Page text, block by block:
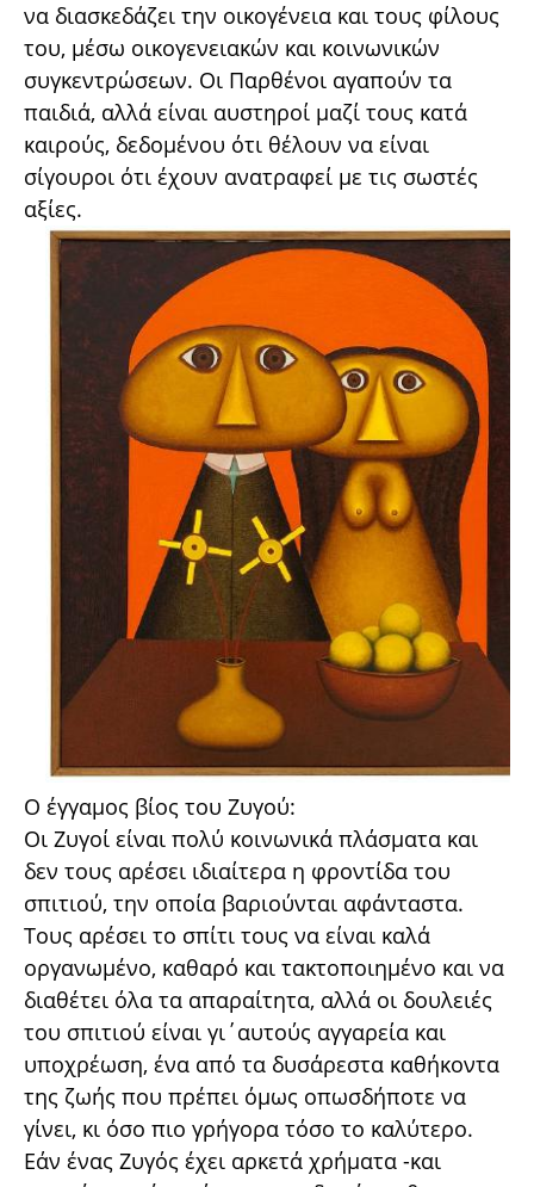
να διασκεδάζει την οικογένεια και τους φίλους
του, μέσω οικογενειακών και κοινωνικών
συγκεντρώσεων. Οι Παρθένοι αγαπούν τα
παιδιά, αλλά είναι αυστηροί μαζί τους κατά
καιρούς, δεδομένου ότι θέλουν να είναι
σίγουροι ότι έχουν ανατραφεί με τις σωστές
αξίες.
Ο έγγαμος βίος του Ζυγού:
Οι Ζυγοί είναι πολύ κοινωνικά πλάσματα και
δεν τους αρέσει ιδιαίτερα η φροντίδα του
σπιτιού, την οποία βαριούνται αφάνταστα.
Τους αρέσει το σπίτι τους να είναι καλά
οργανωμένο, καθαρό και τακτοποιημένο και να
διαθέτει όλα τα απαραίτητα, αλλά οι δουλειές
του σπιτιού είναι γι΄αυτούς αγγαρεία και
υποχρέωση, ένα από τα δυσάρεστα καθήκοντα
της ζωής που πρέπει όμως οπωσδήποτε να
γίνει, κι όσο πιο γρήγορα τόσο το καλύτερο.
Εάν ένας Ζυγός έχει αρκετά χρήματα -και